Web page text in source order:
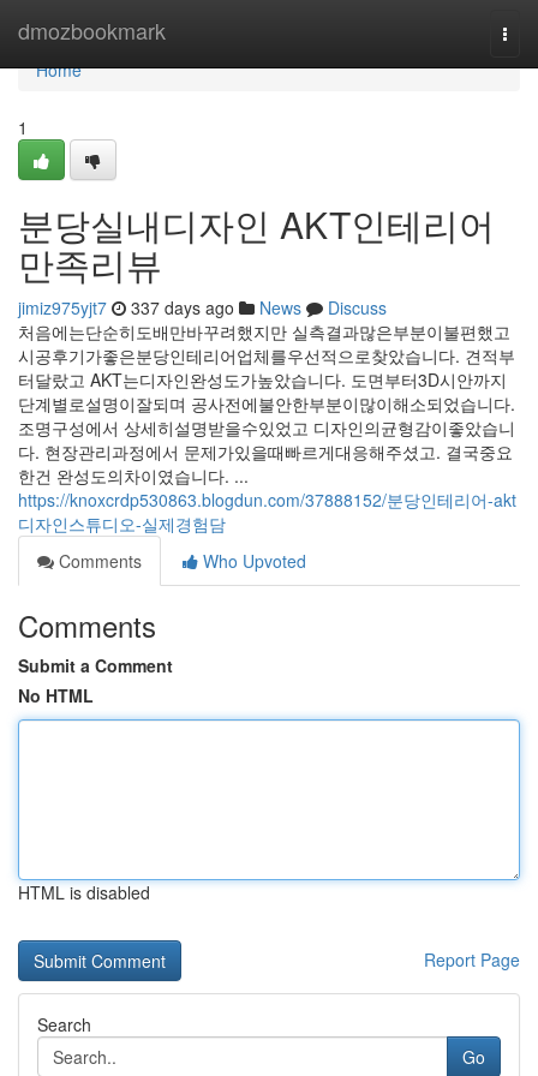
dmozbookmark
Home
Home
1
분당실내디자인 AKT인테리어
만족리뷰
jimiz975yjt7 337 days ago News
Discuss
처음에는단순히도배만바꾸려했지만 실측결과많은부분이불편했고
시공후기가좋은분당인테리어업체를우선적으로찾았습니다. 견적부
터달랐고 AKT는디자인완성도가높았습니다. 도면부터3D시안까지
단계별로설명이잘되며 공사전에불안한부분이많이해소되었습니다.
조명구성에서 상세히설명받을수있었고 디자인의균형감이좋았습니
다. 현장관리과정에서 문제가있을때빠르게대응해주셨고. 결국중요
한건 완성도의차이였습니다. ...
https://knoxcrdp530863.blogdun.com/37888152/분당인테리어-akt
디자인스튜디오-실제경험담
Comments
Who Upvoted
Comments
Submit a Comment
No HTML
HTML is disabled
Report Page
Search
Go